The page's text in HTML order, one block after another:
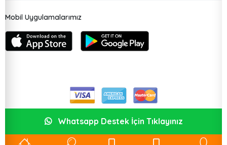
Mobil Uygulamalarımız
Whatsapp Destek İçin Tıklayınız